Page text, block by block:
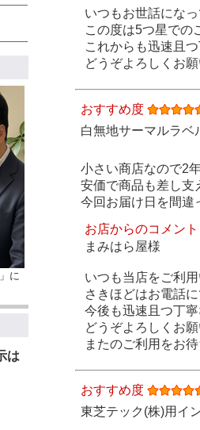
に
は
いつもお世話にな
この度は5つ星での
これからも迅速且
どうぞよろしくお
おすすめ度
白無地サーマルラ
小さい商店なので2
安価で商品も差し支
今回お届け日を間違
お店からのコメント
まみはら屋様
いつも当店をご利
さきほどはお電話
今後も迅速且つ丁
どうぞよろしくお
またのご利用をお
おすすめ度
東芝テック(株)用